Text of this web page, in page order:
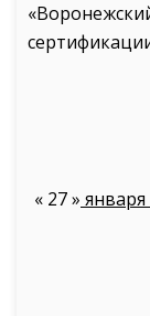
« 27 » января